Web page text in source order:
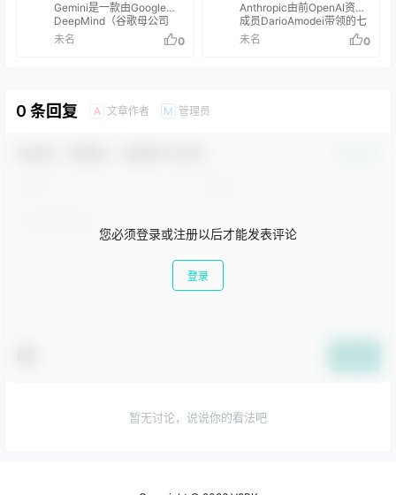
Gemini是一款由Google
DeepMind（谷歌母公司
Alphabet下设立的人工智能
实验室）于2023年12月6日
还可以理解并生成主流编程
语言（如Python、Java、
未名 0
Anthropic由前OpenAI资深
成员DarioAmodei带领的七
人精英团队共同创办，成立
于2021年，总部位于旧金
未名 0
0 条回复 A 文章作者 M 管理员
您必须登录或注册以后才能发表评论
登录
暂无讨论，说说你的看法吧